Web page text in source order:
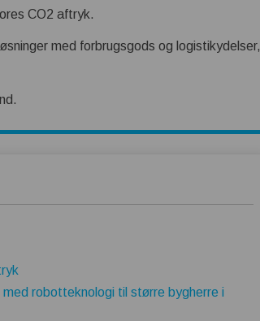
CO2 aftryk.
med forbrugsgods og logistikydelser,
robotteknologi til større bygherre i